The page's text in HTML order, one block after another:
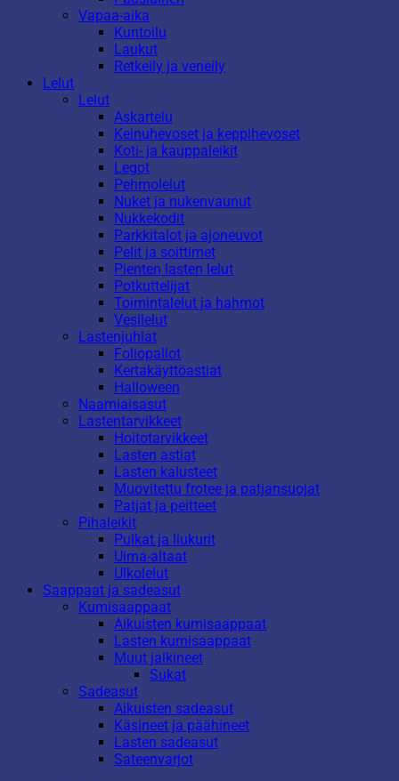
Vapaa-aika
Kuntoilu
Laukut
Retkeily ja veneily
Lelut
Lelut
Askartelu
Keinuhevoset ja keppihevoset
Koti- ja kauppaleikit
Legot
Pehmolelut
Nuket ja nukenvaunut
Nukkekodit
Parkkitalot ja ajoneuvot
Pelit ja soittimet
Pienten lasten lelut
Potkuttelijat
Toimintalelut ja hahmot
Vesilelut
Lastenjuhlat
Foliopallot
Kertakäyttöastiat
Halloween
Naamiaisasut
Lastentarvikkeet
Hoitotarvikkeet
Lasten astiat
Lasten kalusteet
Muovitettu frotee ja patjansuojat
Patjat ja peitteet
Pihaleikit
Pulkat ja liukurit
Uima-altaat
Ulkolelut
Saappaat ja sadeasut
Kumisaappaat
Aikuisten kumisaappaat
Lasten kumisaappaat
Muut jalkineet
Sukat
Sadeasut
Aikuisten sadeasut
Käsineet ja päähineet
Lasten sadeasut
Sateenvarjot